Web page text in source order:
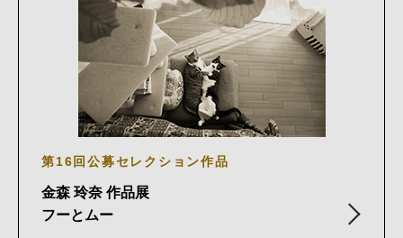
第16回公募セレクション作品
金森 玲奈 作品展
フーとムー